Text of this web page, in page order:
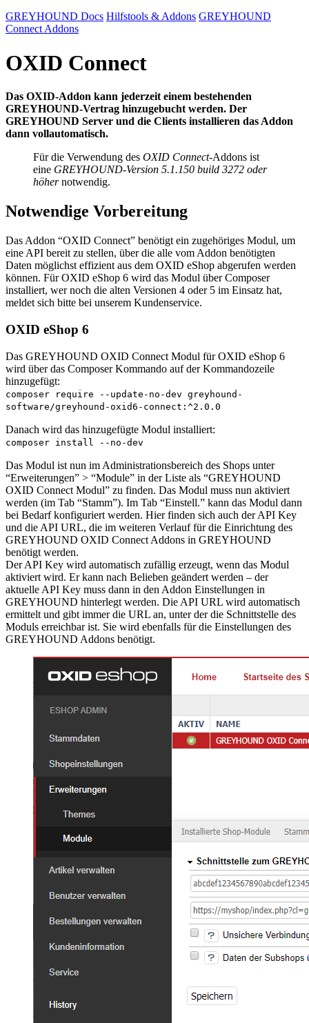
GREYHOUND Docs Hilfstools & Addons GREYHOUND
Connect Addons
OXID Connect
Das OXID-Addon kann jederzeit einem bestehenden
GREYHOUND-Vertrag hinzugebucht werden. Der
GREYHOUND Server und die Clients installieren das Addon
dann vollautomatisch.
Für die Verwendung des OXID Connect-Addons ist
eine GREYHOUND-Version 5.1.150 build 3272 oder
höhernotwendig.
Notwendige Vorbereitung
Das Addon “OXID Connect” benötigt ein zugehöriges Modul, um
eine API bereit zu stellen, über die alle vom Addon benötigten
Daten möglichst effizient aus dem OXID eShop abgerufen werden
können. Für OXID eShop 6 wird das Modul über Composer
installiert, wer noch die alten Versionen 4 oder 5 im Einsatz hat,
meldet sich bitte bei unserem Kundenservice.
OXID eShop 6
Das GREYHOUND OXID Connect Modul für OXID eShop 6
wird über das Composer Kommando auf der Kommandozeile
hinzugefügt:
composer require --update-no-dev greyhound-
software/greyhound-oxid6-connect:^2.0.0
Danach wird das hinzugefügte Modul installiert:
composer install --no-dev
Das Modul ist nun im Administrationsbereich des Shops unter
“Erweiterungen” > “Module” in der Liste als “GREYHOUND
OXID Connect Modul” zu finden. Das Modul muss nun aktiviert
werden (im Tab “Stamm”). Im Tab “Einstell.” kann das Modul dann
bei Bedarf konfiguriert werden. Hier finden sich auch der API Key
und die API URL, die im weiteren Verlauf für die Einrichtung des
GREYHOUND OXID Connect Addons in GREYHOUND
benötigt werden.
Der API Key wird automatisch zufällig erzeugt, wenn das Modul
aktiviert wird. Er kann nach Belieben geändert werden – der
aktuelle API Key muss dann in den Addon Einstellungen in
GREYHOUND hinterlegt werden. Die API URL wird automatisch
ermittelt und gibt immer die URL an, unter der die Schnittstelle des
Moduls erreichbar ist. Sie wird ebenfalls für die Einstellungen des
GREYHOUND Addons benötigt.